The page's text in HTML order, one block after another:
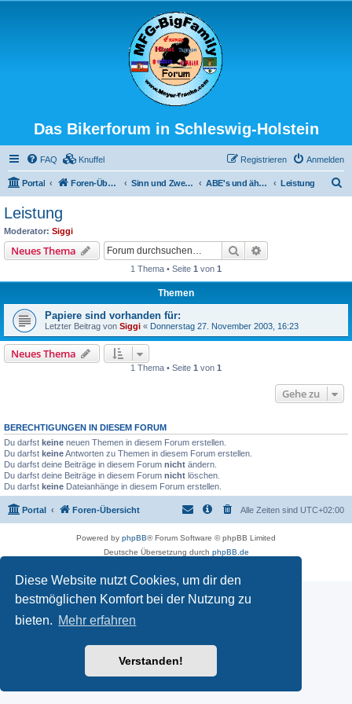
Diese Website nutzt Cookies, um dir den
bestmöglichen Komfort bei der Nutzung zu
bieten. Mehr erfahren
Verstanden!
Das Bikerforum in Schleswig-Holstein
FAQ Knuffel Anmelden
Registrieren
Portal Foren-Übersicht Sinn und Zweck der Aktion ABE's und ähnliches (des TÜV's Freude) Leistung
Leistung
Moderator: Siggi
Neues Thema Suche
1 Thema • Seite 1 von 1
Themen
Papiere sind vorhanden für:
Letzter Beitrag von Siggi « Donnerstag 27. November 2003, 16:23
Neues Thema
1 Thema • Seite 1 von 1
Gehe zu
BERECHTIGUNGEN IN DIESEM FORUM
Du darfst keine neuen Themen in diesem Forum erstellen.
Du darfst keineAntworten zu Themen in diesem Forum erstellen.
Du darfst deine Beiträge in diesem Forum nicht ändern.
Du darfst deine Beiträge in diesem Forum nicht löschen.
Du darfst keine Dateianhänge in diesem Forum erstellen.
Portal Foren-Übersicht Alle Zeiten sind UTC+02:00
Powered by phpBB® Forum Software © phpBB Limited
Deutsche Übersetzung durch phpBB.de